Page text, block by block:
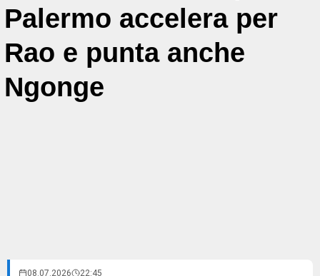
Palermo accelera per
Rao e punta anche
Ngonge
08.07.2026 22:45